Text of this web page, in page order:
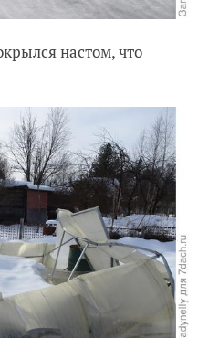
настом, что